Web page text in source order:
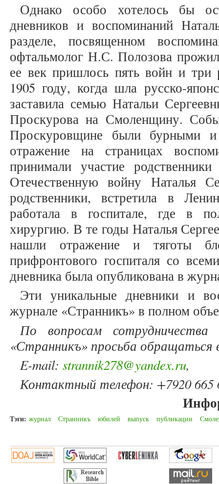
Однако особо хотелось бы
дневников и воспоминаний
разделе, посвященном
офтальмолог Н.С. Полозова
ее век пришлось пять войн и
1905 году, когда шла русско-
заставила семью Натальи
Проскурова на Смоленщину.
Проскуровщине были бурными
отражение на страницах
принимали участие
Отечественную войну Наталья
родственники, встретила в
работала в госпитале, где в
хирургию. В те годы Наталья
нашли отражение и тяготы
прифронтового госпиталя со
дневника была опубликована в
Эти уникальные дневники и
журнале «Странникъ» в полном
По вопросам
«Странникъ» просьба
E-mail: strannik278@yandex.ru,
Контактный телефон: +7920 665
Тэги: журнал Странникъ юбилей выпуск публикации